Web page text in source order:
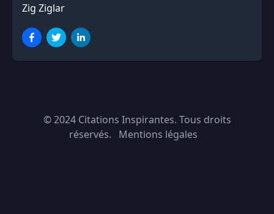
Zig Ziglar
© 2024 Citations Inspirantes. Tous droits
réservés.
Mentions légales